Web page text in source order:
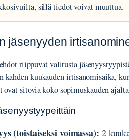
sillä tiedot voivat muuttua.
jäsenyyden
riippuvat valitusta
kahden kuukauden irtisanomisaika,
ovat sitovia koko sopimuskauden
(toistaiseksi voimassa): 2